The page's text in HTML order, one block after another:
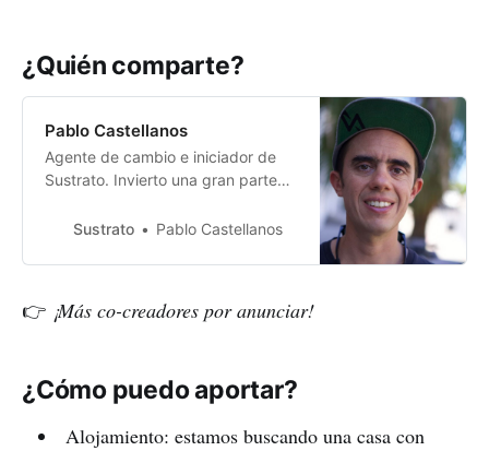
¿Quién comparte?
Pablo Castellanos
Agente de cambio e iniciador de
Sustrato. Invierto una gran parte
ejecutar proyectos para crear un
mucho de la bici de montaña, la
mezcla), el paddle board y en
Sustrato Pablo Castellanos
👉 ¡Más co-creadores por anunciar!
¿Cómo puedo aportar?
Alojamiento: estamos buscando una casa con